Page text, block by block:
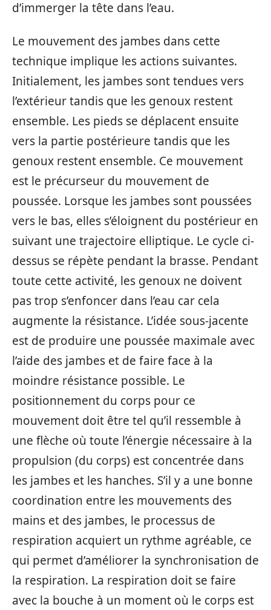
d’immerger la tête dans l’eau.
Le mouvement des jambes dans cette
technique implique les actions suivantes.
Initialement, les jambes sont tendues vers
l’extérieur tandis que les genoux restent
ensemble. Les pieds se déplacent ensuite
vers la partie postérieure tandis que les
genoux restent ensemble. Ce mouvement
est le précurseur du mouvement de
poussée. Lorsque les jambes sont poussées
vers le bas, elles s’éloignent du postérieur en
suivant une trajectoire elliptique. Le cycle ci-
dessus se répète pendant la brasse. Pendant
toute cette activité, les genoux ne doivent
pas trop s’enfoncer dans l’eau car cela
augmente la résistance. L’idée sous-jacente
est de produire une poussée maximale avec
l’aide des jambes et de faire face à la
moindre résistance possible. Le
positionnement du corps pour ce
mouvement doit être tel qu’il ressemble à
une flèche où toute l’énergie nécessaire à la
propulsion (du corps) est concentrée dans
les jambes et les hanches. S’il y a une bonne
coordination entre les mouvements des
mains et des jambes, le processus de
respiration acquiert un rythme agréable, ce
qui permet d’améliorer la synchronisation de
la respiration. La respiration doit se faire
avec la bouche à un moment où le corps est